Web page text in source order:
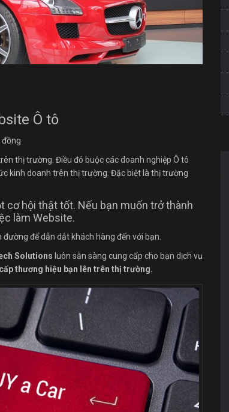
Ô tô
đồng
thị trường. Điều đó buộc các doanh nghiệp Ô tô
kinh doanh trên thị trường. Đặc biệt là thị trường
cơ hội thật tốt. Nếu bạn muốn trở thành
làm Website.
để dẫn dắt khách hàng đến với bạn.
Solutions luôn sẵn sàng cung cấp cho bạn dịch vụ
thương hiệu bạn lên trên thị trường.